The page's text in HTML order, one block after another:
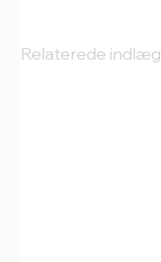
Relaterede indlæg